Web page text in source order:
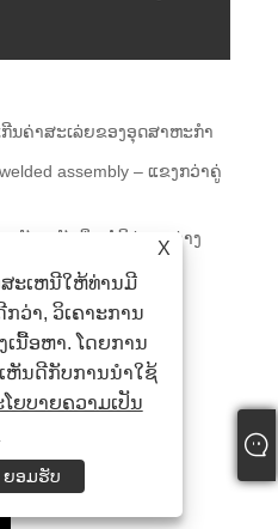
ນຄ່າສະເລ່ຍຂອງອຸດສາຫະກໍາ
assembly – ແຂງກວ່າຄູ່
, ບັນຈຸເຕັມທີ່ - ບໍ່ມີຊ່ອງຫວ່າງ
ານ – ສໍາເລັດຮູບດີກວ່າ
Ouli ມາດຕະຖານຍີ່ຫໍ້ຄູ່
ພາບ
Ω, ຖາວອນ
X
ສະເຫນີໃຫ້ທ່ານມີ
ວ່າ, ວິເຄາະການ
ເນື້ອຫາ. ໂດຍການ
ຫັນດີກັບການນໍາໃຊ້
ໂຍບາຍຄວາມເປັນ
ຍອມຮັບ